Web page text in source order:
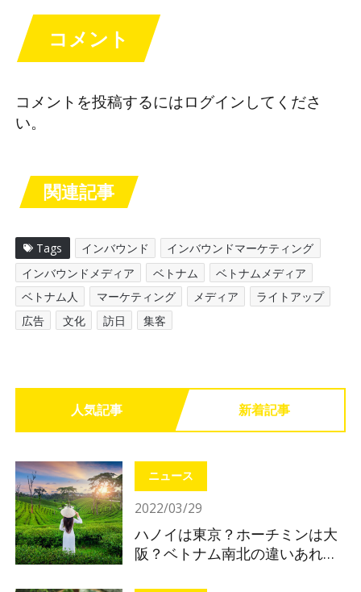
コメント
コメントを投稿するにはログインしてくださ
い。
関連記事
Tags インバウンド
インバウンドマーケティング
インバウンドメディア
ベトナム
ベトナムメディア
ベトナム人
マーケティング メディア
ライトアップ
広告
文化 訪日 集客
人気記事 新着記事
ニュース
2022/03/29
ハノイは東京？ホーチミンは大
阪？ベトナム南北の違いあれこ